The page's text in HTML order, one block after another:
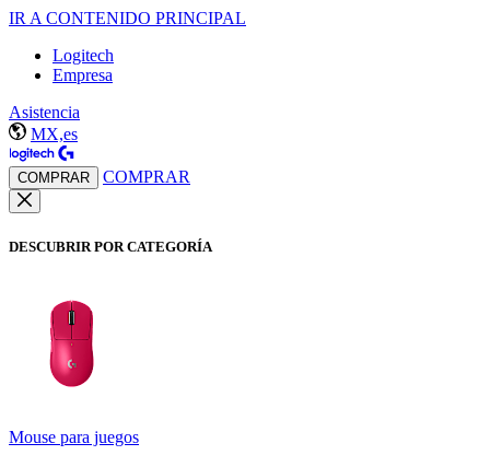
IR A CONTENIDO PRINCIPAL
Logitech
Empresa
Asistencia
MX,es
COMPRAR COMPRAR
DESCUBRIR POR CATEGORÍA
Mouse para juegos